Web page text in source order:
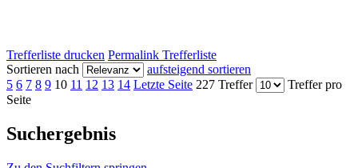
Trefferliste drucken Permalink Trefferliste
Sortieren nach
aufsteigend sortieren
5 6 7 8 9 10 11 12 13 14 Letzte Seite 227 Treffer
Treffer pro
Seite
Suchergebnis